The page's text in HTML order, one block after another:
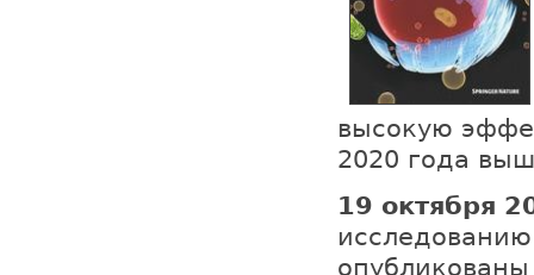
высокую
2020 года
19 октября